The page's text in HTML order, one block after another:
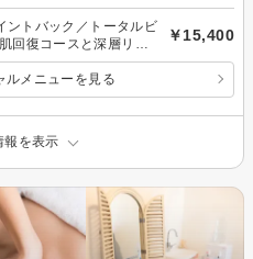
ントバック／トータルビ
復コースと深層リン
￥15,400
ルメニューを見る
報を表示